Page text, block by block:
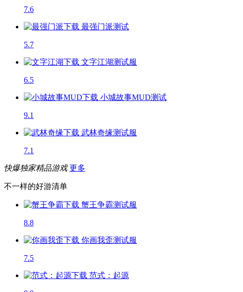
7.6
最强门派测试
5.7
文字江湖测试服
6.5
小城故事MUD测试
9.1
武林奇缘测试服
7.1
快爆独家精品游戏 更多
不一样的好游清单
蟹王争霸测试服
8.8
你画我歪测试服
7.5
范式：起源